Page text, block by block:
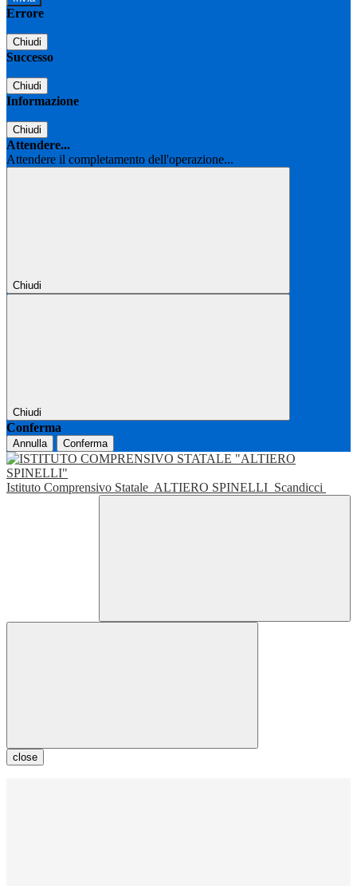
Errore
Chiudi
Successo
Chiudi
Informazione
Chiudi
Attendere...
Attendere il completamento dell'operazione...
Chiudi
Chiudi
Conferma
Annulla Conferma
Istituto Comprensivo Statale ALTIERO SPINELLI Scandicci
close